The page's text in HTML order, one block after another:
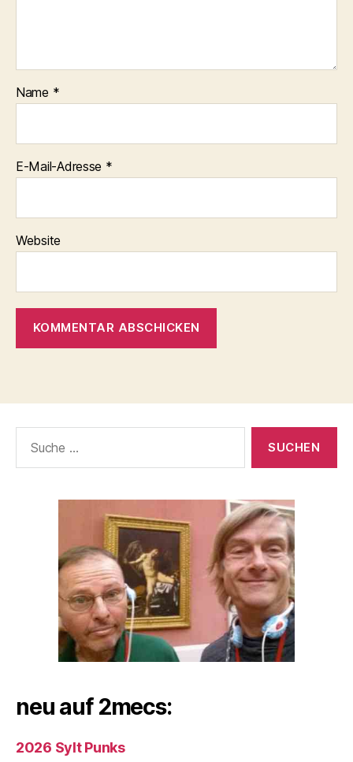
Name *
E-Mail-Adresse *
Website
nach:
neu auf 2mecs:
2026 Sylt Punks